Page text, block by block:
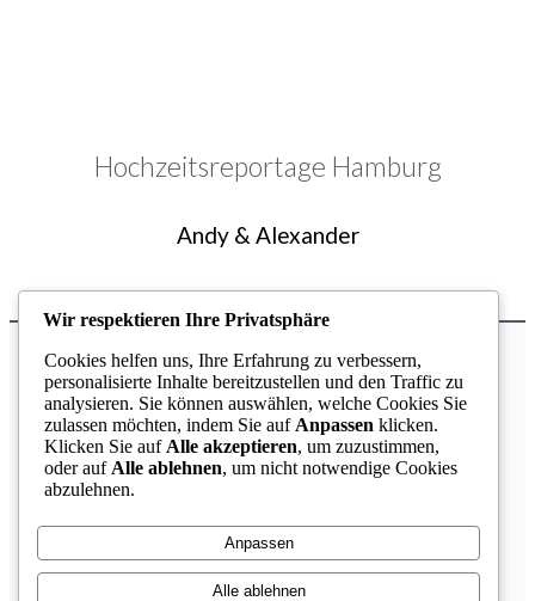
Hochzeitsreportage Hamburg
Andy & Alexander
Wir respektieren Ihre Privatsphäre
Cookies helfen uns, Ihre Erfahrung zu verbessern,
personalisierte Inhalte bereitzustellen und den Traffic zu
analysieren. Sie können auswählen, welche Cookies Sie
zulassen möchten, indem Sie auf Anpassen klicken.
Klicken Sie auf Alle akzeptieren, um zuzustimmen,
oder auf Alle ablehnen, um nicht notwendige Cookies
abzulehnen.
Anpassen
Alle ablehnen